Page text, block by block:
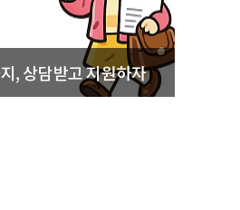
, 상담받고 지원하자